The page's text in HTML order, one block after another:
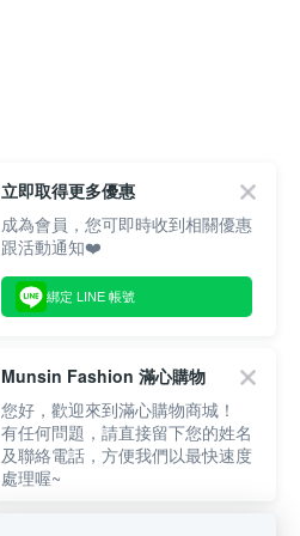
立即取得更多優惠
成為會員，您可即時收到相關優惠
跟活動通知❤️
綁定 LINE 帳號
Munsin Fashion 滿心購物
您好，歡迎來到滿心購物商城！
有任何問題，請直接留下您的姓名
及聯絡電話，方便我們以最快速度
處理喔~